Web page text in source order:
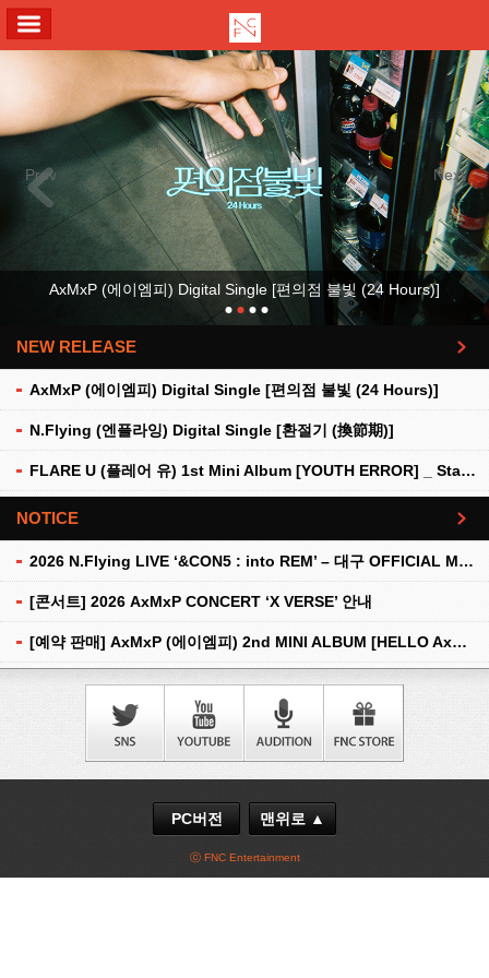
Previous Next
AxMxP (에이엠피) Digital Single [편의점 불빛 (24 Hours)]
NEW RELEASE
AxMxP (에이엠피) Digital Single [편의점 불빛 (24 Hours)]
N.Flying (엔플라잉) Digital Single [환절기 (換節期)]
FLARE U (플레어 유) 1st Mini Album [YOUTH ERROR] _ Stationery Kit Ver.
더보기
NOTICE
2026 N.Flying LIVE ‘&CON5 : into REM’ – 대구 OFFICIAL MD 현장 판매 안내
[콘서트] 2026 AxMxP CONCERT ‘X VERSE’ 안내
[예약 판매] AxMxP (에이엠피) 2nd MINI ALBUM [HELLO AxMxP] 예약 판매 안내
더보기
PC버전 맨위로 ▲
ⓒ FNC Entertainment